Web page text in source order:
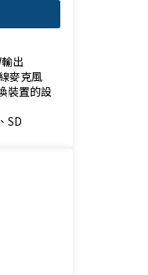
出
麥克風
裝置的設
SD